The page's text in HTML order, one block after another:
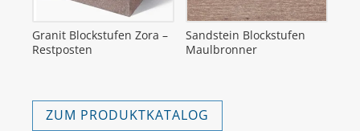
Granit Blockstufen Zora –
Restposten
Sandstein Blockstufen
Maulbronner
ZUM PRODUKTKATALOG